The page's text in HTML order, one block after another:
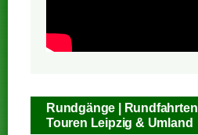
Rundgänge | Rundfahrten |
Touren Leipzig & Umland